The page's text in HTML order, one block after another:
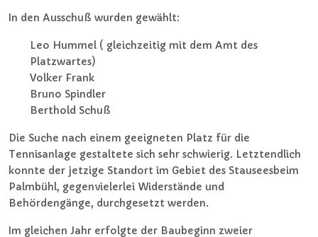
In den Ausschuß wurden gewählt:
Leo Hummel ( gleichzeitig mit dem Amt des
Platzwartes)
Volker Frank
Bruno Spindler
Berthold Schuß
Die Suche nach einem geeigneten Platz für die
Tennisanlage gestaltete sich sehr schwierig. Letztendlich
konnte der jetzige Standort im Gebiet des Stauseesbeim
Palmbühl, gegenvielerlei Widerstände und
Behördengänge, durchgesetzt werden.
Im gleichen Jahr erfolgte der Baubeginn zweier